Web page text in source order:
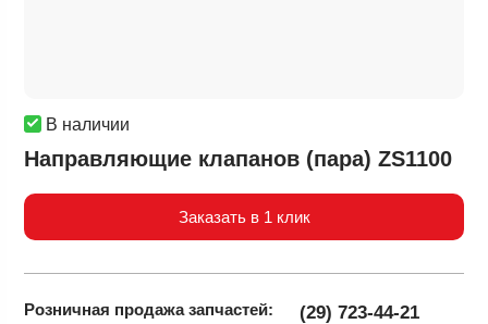
В наличии
Направляющие клапанов (пара) ZS1100
Заказать в 1 клик
Розничная продажазапчастей:
(29) 723-44-21